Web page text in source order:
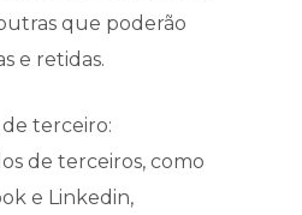
que poderão
e retidas.
terceiro:
de terceiros, como
e Linkedin,